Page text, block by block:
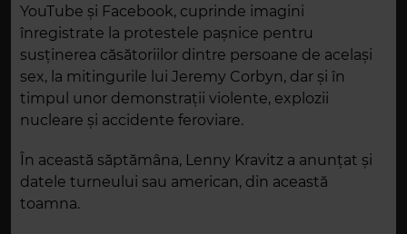
YouTube şi Facebook, cuprinde imagini
înregistrate la protestele paşnice pentru
susţinerea căsătoriilor dintre persoane de acelaşi
sex, la mitingurile lui Jeremy Corbyn, dar şi în
timpul unor demonstraţii violente, explozii
nucleare şi accidente feroviare.
În această săptămâna, Lenny Kravitz a anunțat și
datele turneului sau american, din această
toamna.